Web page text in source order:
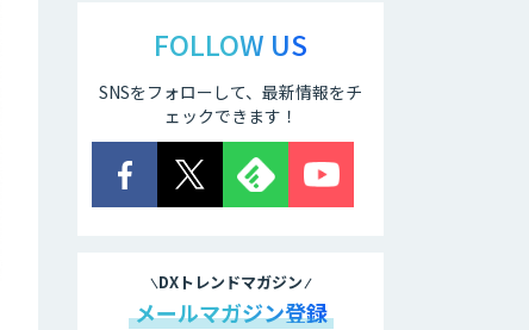
A-BiSU
BOTCHAN for LP
BOTCHAN EFO
FOLLOW US
SNSをフォローして、最新情報をチ
ェックできます！
DXトレンドマガジン
メールマガジン登録